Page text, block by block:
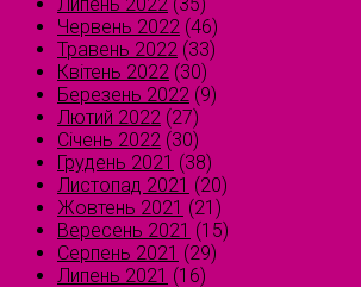
Червень 2022 (46)
Травень 2022 (33)
Квітень 2022 (30)
Березень 2022 (9)
Лютий 2022 (27)
Січень 2022 (30)
Грудень 2021 (38)
Листопад 2021 (20)
Жовтень 2021 (21)
Вересень 2021 (15)
Серпень 2021 (29)
Липень 2021 (16)